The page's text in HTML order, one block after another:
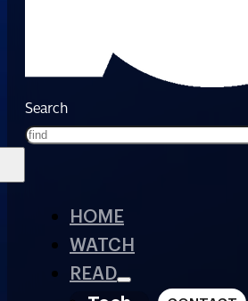
Search
HOME
WATCH
READ